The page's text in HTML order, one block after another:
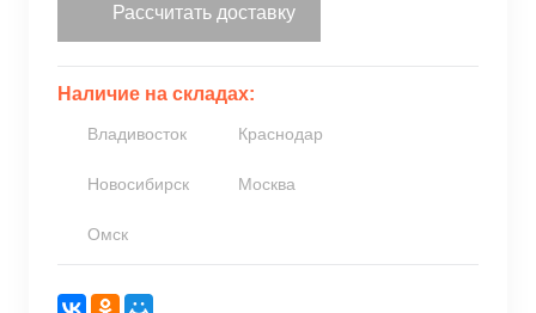
Рассчитать доставку
Наличие на складах:
Владивосток Краснодар
Новосибирск Москва
Омск